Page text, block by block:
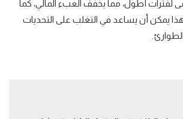
لفترات أطول، مما يخفف العبء المالي، كما
هذا يمكن أن يساعد في التغلب على التحديات